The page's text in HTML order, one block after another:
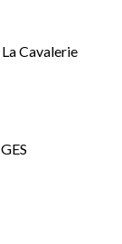
Cavalerie